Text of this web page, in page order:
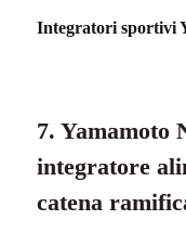
Integratori sportivi
7. Yamamoto
integratore
catena